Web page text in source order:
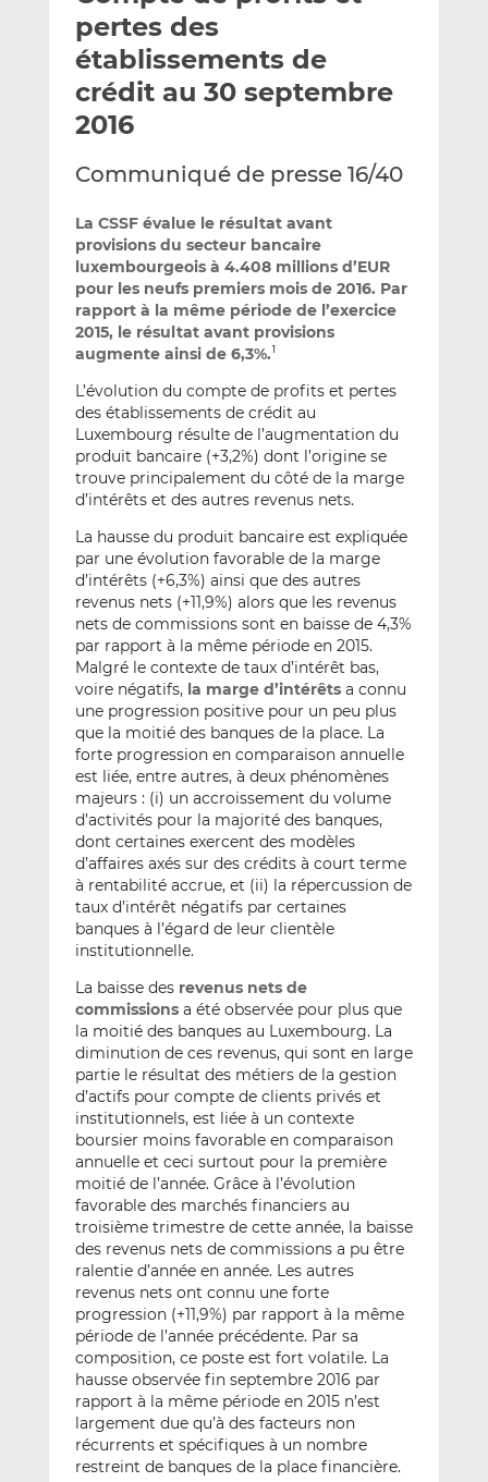
p
a
m
i
l
r
s
L
n
k
e
d
I
n
r
s
F
c
e
b
o
o
k
pertes des
établissements de
crédit au 30 septembre
2016
Communiqué de presse 16/40
La CSSF évalue le résultat avant
provisions du secteur bancaire
luxembourgeois à 4.408 millions d’EUR
pour les neufs premiers mois de 2016. Par
rapport à la même période de l’exercice
2015, le résultat avant provisions
augmente ainsi de 6,3%.
L’évolution du compte de profits et pertes
des établissements de crédit au
Luxembourg résulte de l’augmentation du
produit bancaire (+3,2%) dont l’origine se
trouve principalement du côté de la marge
d’intérêts et des autres revenus nets.
La hausse du produit bancaire est expliquée
par une évolution favorable de la marge
d’intérêts (+6,3%) ainsi que des autres
revenus nets (+11,9%) alors que les revenus
nets de commissions sont en baisse de 4,3%
par rapport à la même période en 2015.
Malgré le contexte de taux d’intérêt bas,
voire négatifs, la marge d’intérêtsa connu
une progression positive pour un peu plus
que la moitié des banques de la place. La
forte progression en comparaison annuelle
est liée, entre autres, à deux phénomènes
majeurs : (i) un accroissement du volume
d’activités pour la majorité des banques,
dont certaines exercent des modèles
d’affaires axés sur des crédits à court terme
à rentabilité accrue, et (ii) la répercussion de
taux d’intérêt négatifs par certaines
banques à l’égard de leur clientèle
institutionnelle.
La baisse des revenus nets de
commissionsa été observée pour plus que
la moitié des banques au Luxembourg. La
diminution de ces revenus, qui sont en large
partie le résultat des métiers de la gestion
d’actifs pour compte de clients privés et
institutionnels, est liée à un contexte
boursier moins favorable en comparaison
annuelle et ceci surtout pour la première
moitié de l’année. Grâce à l’évolution
favorable des marchés financiers au
troisième trimestre de cette année, la baisse
des revenus nets de commissions a pu être
ralentie d’année en année. Les autres
revenus nets ont connu une forte
progression (+11,9%) par rapport à la même
période de l’année précédente. Par sa
composition, ce poste est fort volatile. La
hausse observée fin septembre 2016 par
rapport à la même période en 2015 n’est
largement due qu’à des facteurs non
récurrents et spécifiques à un nombre
restreint de banques de la place financière.